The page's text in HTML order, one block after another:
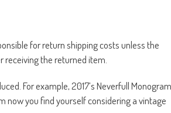
for return shipping costs unless the
the returned item.
For example, 2017’s Neverfull Monogram
now you find yourself considering a vintage